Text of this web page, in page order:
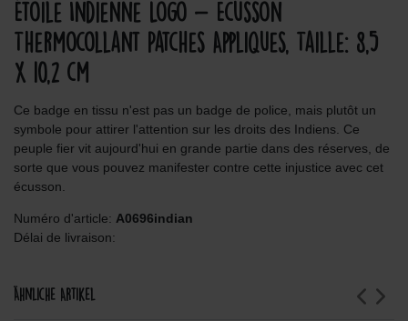
Étoile Indienne Logo - Ecusson
Thermocollant Patches Appliques, Taille: 8,5
x 10,2 cm
Ce badge en tissu n'est pas un badge de police, mais plutôt un
symbole pour attirer l'attention sur les droits des Indiens. Ce
peuple fier vit aujourd'hui en grande partie dans des réserves, de
sorte que vous pouvez manifester contre cette injustice avec cet
écusson.
Numéro d'article: A0696indian
Délai de livraison:
Ähnliche Artikel